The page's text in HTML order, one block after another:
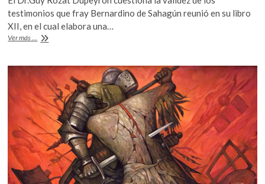
e
b
o
o
k
itt
er
at
s
p
p
testimonios que fray Bernardino de Sahagún reunió en su libro
XII, en el cual elabora una…
Ver más ... 500
la
Conquista:
¿Quién
era
Motecuhzoma?